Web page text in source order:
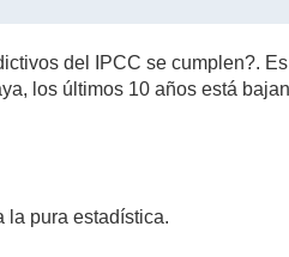
del IPCC se cumplen?.
los últimos 10 años está
la pura estadística.